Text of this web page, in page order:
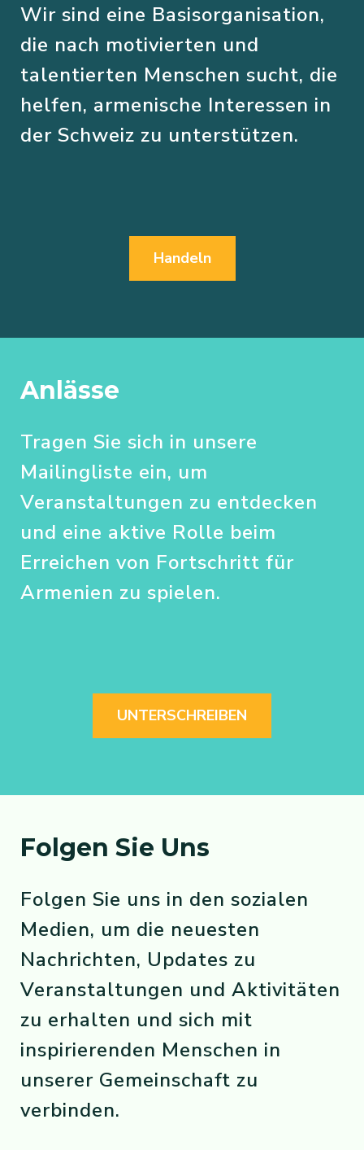
Wir sind eine Basisorganisation,
die nach motivierten und
talentierten Menschen sucht, die
helfen, armenische Interessen in
der Schweiz zu unterstützen.
Handeln
Anlässe
Tragen Sie sich in unsere
Mailingliste ein, um
Veranstaltungen zu entdecken
und eine aktive Rolle beim
Erreichen von Fortschritt für
Armenien zu spielen.
UNTERSCHREIBEN
Folgen Sie Uns
Folgen Sie uns in den sozialen
Medien, um die neuesten
Nachrichten, Updates zu
Veranstaltungen und Aktivitäten
zu erhalten und sich mit
inspirierenden Menschen in
unserer Gemeinschaft zu
verbinden.